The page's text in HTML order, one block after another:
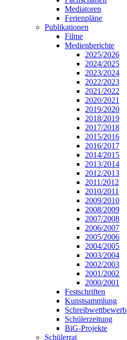
Mediatoren
Ferienpläne
Publikationen
Filme
Medienberichte
2025/2026
2024/2025
2023/2024
2022/2023
2021/2022
2020/2021
2019/2020
2018/2019
2017/2018
2015/2016
2016/2017
2014/2015
2013/2014
2012/2013
2011/2012
2010/2011
2009/2010
2008/2009
2007/2008
2006/2007
2005/2006
2004/2005
2003/2004
2002/2003
2001/2002
2000/2001
Festschriften
Kunstsammlung
Schreibwettbewerb
Schülerzeitung
BiG-Projekte
Schülerrat